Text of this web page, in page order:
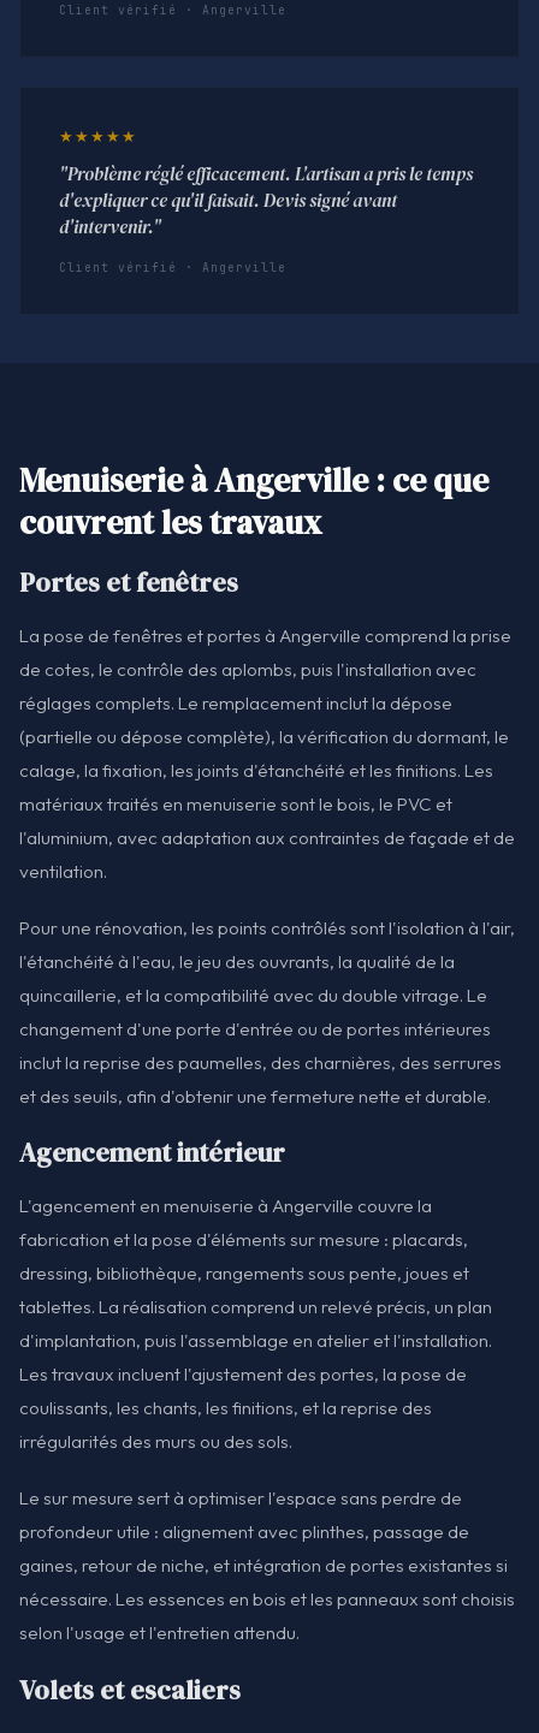
Client vérifié · Angerville
★★★★★
"Problème réglé efficacement. L'artisan a pris le temps
d'expliquer ce qu'il faisait. Devis signé avant
d'intervenir."
Client vérifié · Angerville
Menuiserie à Angerville : ce que
couvrent les travaux
Portes et fenêtres
La pose de fenêtres et portes à Angerville comprend la prise
de cotes, le contrôle des aplombs, puis l'installation avec
réglages complets. Le remplacement inclut la dépose
(partielle ou dépose complète), la vérification du dormant, le
calage, la fixation, les joints d'étanchéité et les finitions. Les
matériaux traités en menuiserie sont le bois, le PVC et
l'aluminium, avec adaptation aux contraintes de façade et de
ventilation.
Pour une rénovation, les points contrôlés sont l'isolation à l'air,
l'étanchéité à l'eau, le jeu des ouvrants, la qualité de la
quincaillerie, et la compatibilité avec du double vitrage. Le
changement d'une porte d'entrée ou de portes intérieures
inclut la reprise des paumelles, des charnières, des serrures
et des seuils, afin d'obtenir une fermeture nette et durable.
Agencement intérieur
L'agencement en menuiserie à Angerville couvre la
fabrication et la pose d'éléments sur mesure : placards,
dressing, bibliothèque, rangements sous pente, joues et
tablettes. La réalisation comprend un relevé précis, un plan
d'implantation, puis l'assemblage en atelier et l'installation.
Les travaux incluent l'ajustement des portes, la pose de
coulissants, les chants, les finitions, et la reprise des
irrégularités des murs ou des sols.
Le sur mesure sert à optimiser l'espace sans perdre de
profondeur utile : alignement avec plinthes, passage de
gaines, retour de niche, et intégration de portes existantes si
nécessaire. Les essences en bois et les panneaux sont choisis
selon l'usage et l'entretien attendu.
Volets et escaliers